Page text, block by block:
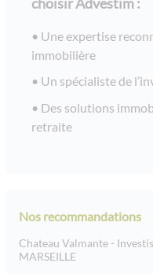
Une expertise
immobilière
Un spécialiste de
Des solutions
retraite
Nos recommandations
Chateau Valmante -
MARSEILLE